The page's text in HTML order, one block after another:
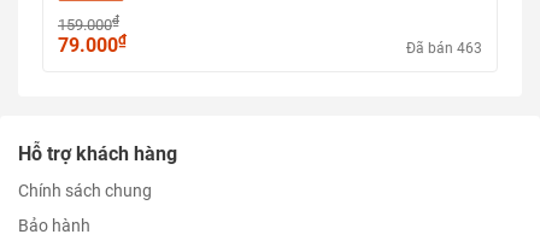
159.000₫
79.000₫ Đã bán 463
Hỗ trợ khách hàng
Chính sách chung
Bảo hành